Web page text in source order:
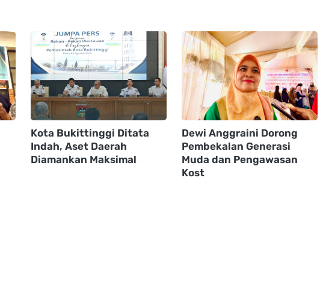
Kota Bukittinggi Ditata
Indah, Aset Daerah
Diamankan Maksimal
Dewi Anggraini Dorong
Pembekalan Generasi
Muda dan Pengawasan
Kost